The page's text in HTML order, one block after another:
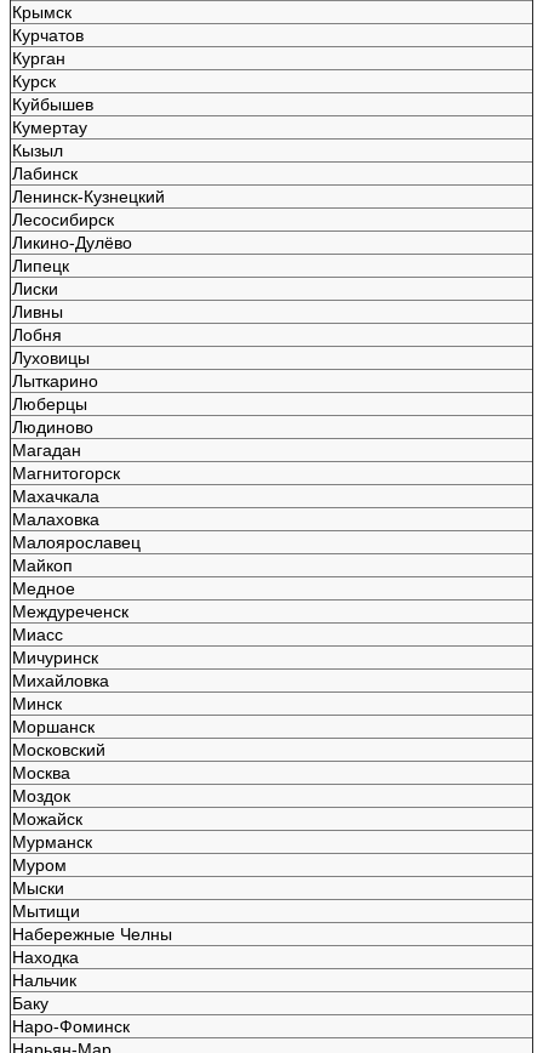
Крымск
Курчатов
Курган
Курск
Куйбышев
Кумертау
Кызыл
Лабинск
Ленинск-Кузнецкий
Лесосибирск
Ликино-Дулёво
Липецк
Лиски
Ливны
Лобня
Луховицы
Лыткарино
Люберцы
Людиново
Магадан
Магнитогорск
Махачкала
Малаховка
Малоярославец
Майкоп
Медное
Междуреченск
Миасс
Мичуринск
Михайловка
Минск
Моршанск
Московский
Москва
Моздок
Можайск
Мурманск
Муром
Мыски
Мытищи
Набережные Челны
Находка
Нальчик
Баку
Наро-Фоминск
Нарьян-Мар